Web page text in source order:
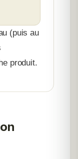
(puis au
produit.